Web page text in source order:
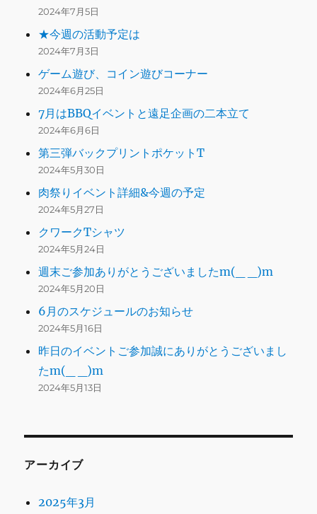
2024年7月5日
★今週の活動予定は
2024年7月3日
ゲーム遊び、コイン遊びコーナー
2024年6月25日
7月はBBQイベントと遠足企画の二本立て
2024年6月6日
第三弾バックプリントポケットT
2024年5月30日
肉祭りイベント詳細&今週の予定
2024年5月27日
クワークTシャツ
2024年5月24日
週末ご参加ありがとうございましたm(_ _)m
2024年5月20日
6月のスケジュールのお知らせ
2024年5月16日
昨日のイベントご参加誠にありがとうございまし
たm(_ _)m
2024年5月13日
アーカイブ
2025年3月